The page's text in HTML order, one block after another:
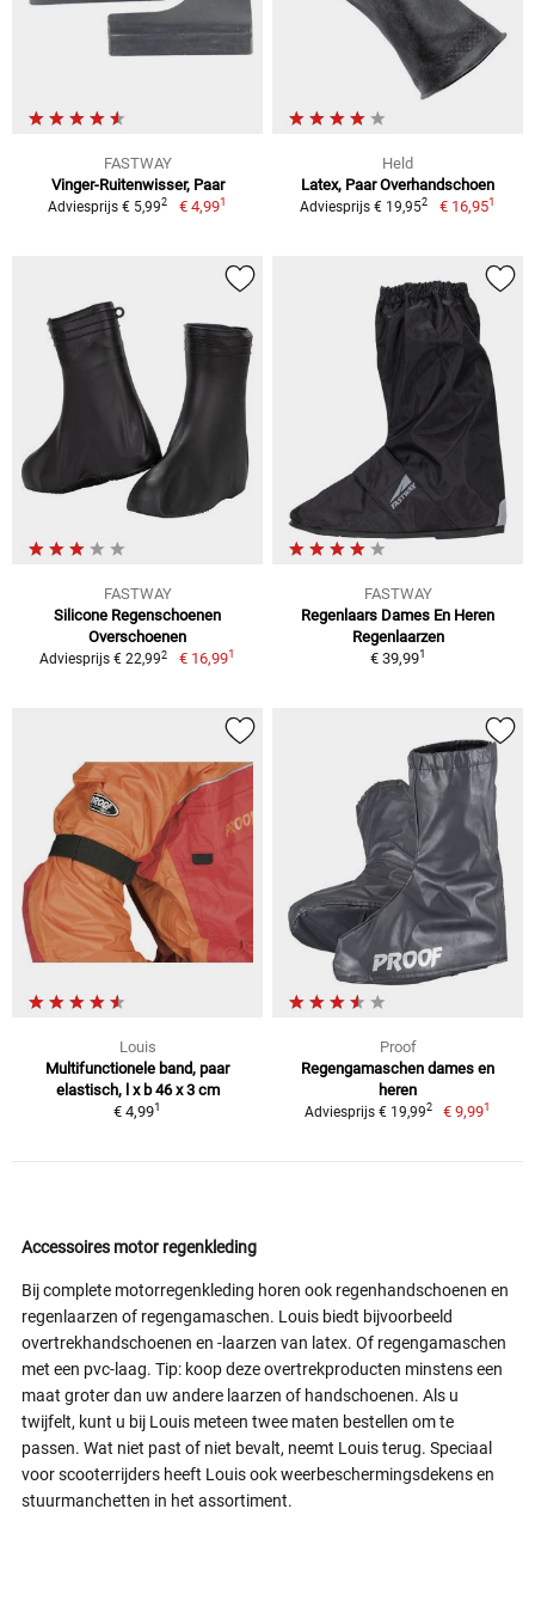
FASTWAY
Vinger-Ruitenwisser, Paar
Adviesprijs € 5,992 € 4,991
Held
Latex, Paar Overhandschoen
Adviesprijs € 19,952 € 16,951
FASTWAY
Silicone Regenschoenen
Overschoenen
Adviesprijs € 22,992 € 16,991
FASTWAY
Regenlaars Dames En Heren
Regenlaarzen
€ 39,991
Louis
Multifunctionele band, paar
elastisch, l x b 46 x 3 cm
€ 4,991
Proof
Regengamaschen dames en
heren
Adviesprijs € 19,992 € 9,991
Accessoires motor regenkleding
Bij complete motorregenkleding horen ook regenhandschoenen en
regenlaarzen of regengamaschen. Louis biedt bijvoorbeeld
overtrekhandschoenen en -laarzen van latex. Of regengamaschen
met een pvc-laag. Tip: koop deze overtrekproducten minstens een
maat groter dan uw andere laarzen of handschoenen. Als u
twijfelt, kunt u bij Louis meteen twee maten bestellen om te
passen. Wat niet past of niet bevalt, neemt Louis terug. Speciaal
voor scooterrijders heeft Louis ook weerbeschermingsdekens en
stuurmanchetten in het assortiment.